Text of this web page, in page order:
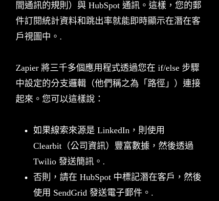
間通訊的規則）與 HubSpot 通訊。這樣，您的郵
件訂閱統計資料和跳出率就能即時顯示在潛在客
戶視圖中。.
Zapier 將三千多個應用程式透過您在 if/else 步驟
中設定的分支邏輯（他們稱之為「路徑」）連接
起來。您可以這樣說：
如果線索來源是 LinkedIn，則使用
Clearbit（公司資訊）豐富數據，然後透過
Twilio 發送簡訊。.
否則，請在 HubSpot 中標記潛在客戶，然後
使用 SendGrid 發送電子郵件。.